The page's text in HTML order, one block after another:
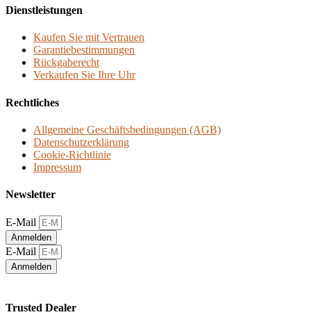
Dienstleistungen
Kaufen Sie mit Vertrauen
Garantiebestimmungen
Rückgaberecht
Verkaufen Sie Ihre Uhr
Rechtliches
Allgemeine Geschäftsbedingungen (AGB)
Datenschutzerklärung
Cookie-Richtlinie
Impressum
Newsletter
E-Mail
Anmelden
E-Mail
Anmelden
Trusted Dealer